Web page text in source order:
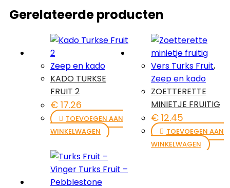
Gerelateerde producten
Zeep en kado
KADO TURKSE
FRUIT 2
€ 17.26
TOEVOEGEN AAN
WINKELWAGEN
Vers Turks Fruit,
Zeep en kado
ZOETTERETTE
MINIETJE FRUITIG
€ 12.45
TOEVOEGEN AAN
WINKELWAGEN